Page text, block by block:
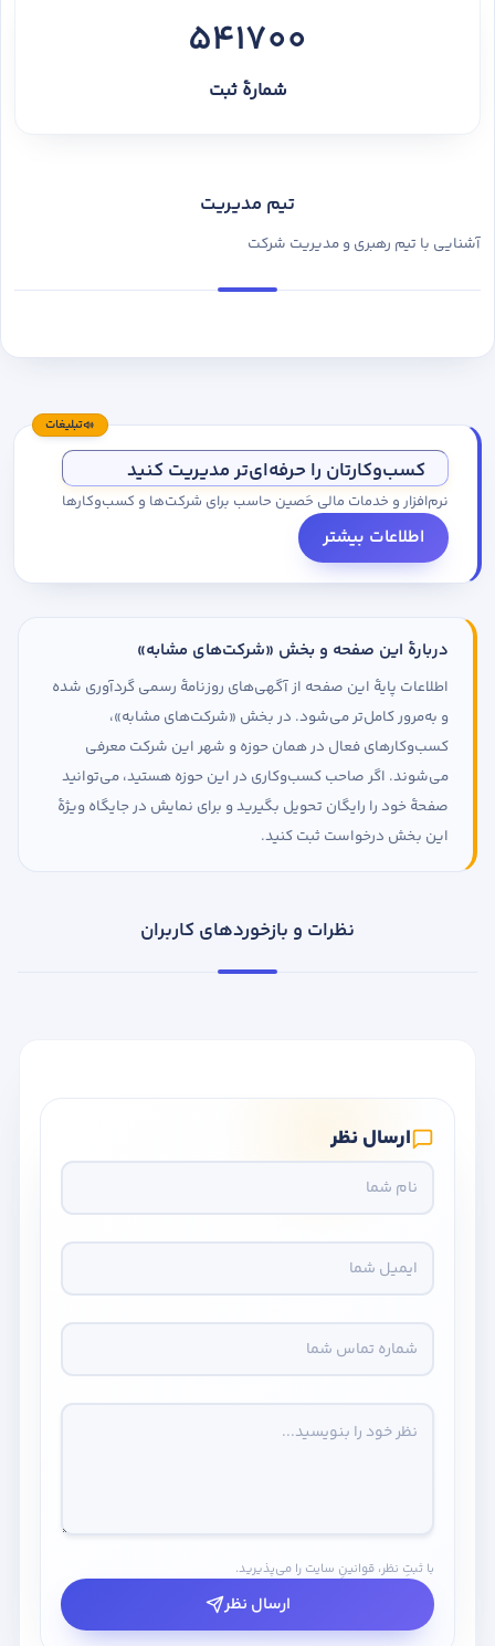
541700
شمارهٔ ثبت
تیم مدیریت
آشنایی با تیم رهبری و مدیریت شرکت
تبلیغات
کسب‌وکارتان را حرفه‌ای‌تر مدیریت کنید
نرم‌افزار و خدمات مالی حَصین حاسب برای شرکت‌ها و کسب‌وکارها
اطلاعات بیشتر
دربارهٔ این صفحه و بخش «شرکت‌های مشابه»
اطلاعات پایهٔ این صفحه از آگهی‌های روزنامهٔ رسمی گردآوری شده
و به‌مرور کامل‌تر می‌شود. در بخش «شرکت‌های مشابه»،
کسب‌وکارهای فعال در همان حوزه و شهر این شرکت معرفی
می‌شوند. اگر صاحب کسب‌وکاری در این حوزه هستید، می‌توانید
صفحهٔ خود را رایگان تحویل بگیرید و برای نمایش در جایگاه ویژهٔ
این بخش درخواست ثبت کنید.
نظرات و بازخوردهای کاربران
ارسال نظر
با ثبتِ نظر، قوانینِ سایت را می‌پذیرید.
ارسال نظر